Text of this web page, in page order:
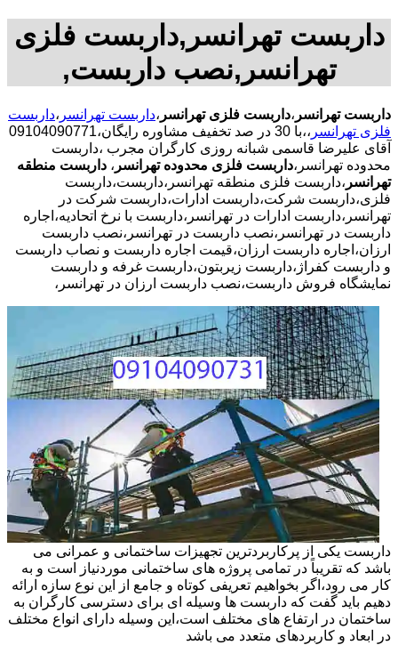
داربست تهرانسر,داربست فلزی
تهرانسر,نصب داربست,
داربست تهرانسر ،داربست فلزی تهرانسر ،داربست تهرانسر ،داربست
فلزی تهرانسر ،،با
30 در صد تخفیف مشاوره رایگان،09104090771
آقای علیرضا قاسمی شبانه روزی کارگران مجرب ،داربست
محدوده تهرانسر،داربست فلزی محدوده تهرانسر ، داربست منطقه
تهرانسر ،داربست فلزی منطقه تهرانسر،داربست،داربست
فلزی،داربست شرکت،داربست ادارات،داربست شرکت در
تهرانسر،داربست ادارات در تهرانسر،داربست با نرخ اتحادیه،اجاره
داربست در تهرانسر،نصب داربست در تهرانسر،نصب داربست
ارزان،اجاره داربست ارزان،قیمت اجاره داربست و نصاب داربست
و داربست کفراژ،داربست زیربتون،داربست غرفه و داربست
نمایشگاه فروش داربست،نصب داربست ارزان در تهرانسر،
داربست یکی از پرکاربردترین تجهیزات ساختمانی و عمرانی می
باشد که تقریباً در تمامی پروژه های ساختمانی موردنیاز است و به
کار می رود،اگر بخواهیم تعریفی کوتاه و جامع از این نوع سازه ارائه
دهیم باید گفت که داربست ها وسیله ای برای دسترسی کارگران به
ساختمان در ارتفاع های مختلف است،این وسیله دارای انواع مختلف
در ابعاد و کاربردهای متعدد می باشد